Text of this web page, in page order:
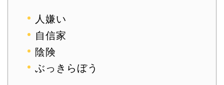
人嫌い
自信家
陰険
ぶっきらぼう